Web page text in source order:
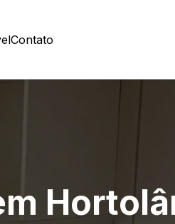
Contato